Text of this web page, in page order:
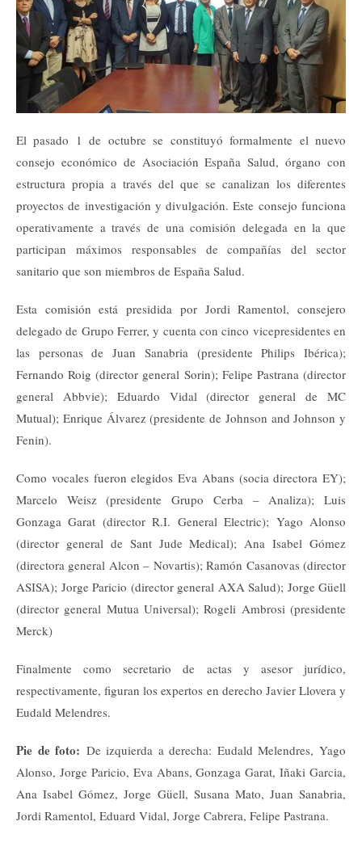
El pasado 1 de octubre se constituyó formalmente el nuevo
consejo económico de Asociación España Salud, órgano con
estructura propia a través del que se canalizan los diferentes
proyectos de investigación y divulgación. Este consejo funciona
operativamente a través de una comisión delegada en la que
participan máximos responsables de compañías del sector
sanitario que son miembros de España Salud.
Esta comisión está presidida por Jordi Ramentol, consejero
delegado de Grupo Ferrer, y cuenta con cinco vicepresidentes en
las personas de Juan Sanabria (presidente Philips Ibérica);
Fernando Roig (director general Sorin); Felipe Pastrana (director
general Abbvie); Eduardo Vidal (director general de MC
Mutual); Enrique Álvarez (presidente de Johnson and Johnson y
Fenin).
Como vocales fueron elegidos Eva Abans (socia directora EY);
Marcelo Weisz (presidente Grupo Cerba – Analiza); Luis
Gonzaga Garat (director R.I. General Electric); Yago Alonso
(director general de Sant Jude Medical); Ana Isabel Gómez
(directora general Alcon – Novartis); Ramón Casanovas (director
ASISA); Jorge Paricio (director general AXA Salud); Jorge Güell
(director general Mutua Universal); Rogeli Ambrosi (presidente
Merck)
Finalmente como secretario de actas y asesor jurídico,
respectivamente, figuran los expertos en derecho Javier Llovera y
Eudald Melendres.
Pie de foto: De izquierda a derecha: Eudald Melendres, Yago
Alonso, Jorge Paricio, Eva Abans, Gonzaga Garat, Iñaki Garcia,
Ana Isabel Gómez, Jorge Güell, Susana Mato, Juan Sanabria,
Jordi Ramentol, Eduard Vidal, Jorge Cabrera, Felipe Pastrana.